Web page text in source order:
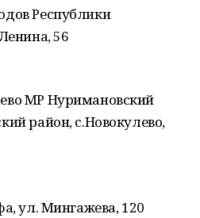
Республики
56
МР Нуримановский
район, с.Новокулево,
ул. Мингажева, 120